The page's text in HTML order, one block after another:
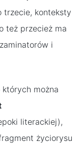
trzecie, konteksty
też przecież ma
i
można
literackiej),
życiorysu